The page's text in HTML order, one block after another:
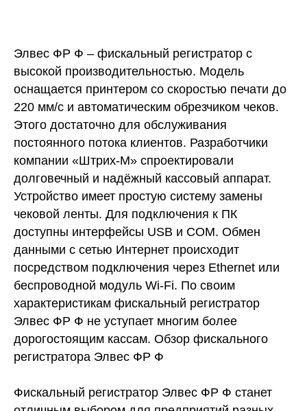
Элвес ФР Ф – фискальный регистратор с
высокой производительностью. Модель
оснащается принтером со скоростью печати до
220 мм/с и автоматическим обрезчиком чеков.
Этого достаточно для обслуживания
постоянного потока клиентов. Разработчики
компании «Штрих-М» спроектировали
долговечный и надёжный кассовый аппарат.
Устройство имеет простую систему замены
чековой ленты. Для подключения к ПК
доступны интерфейсы USB и COM. Обмен
данными с сетью Интернет происходит
посредством подключения через Ethernet или
беспроводной модуль Wi-Fi. По своим
характеристикам фискальный регистратор
Элвес ФР Ф не уступает многим более
дорогостоящим кассам. Обзор фискального
регистратора Элвес ФР Ф
Фискальный регистратор Элвес ФР Ф станет